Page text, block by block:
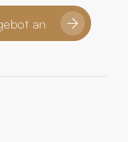
an